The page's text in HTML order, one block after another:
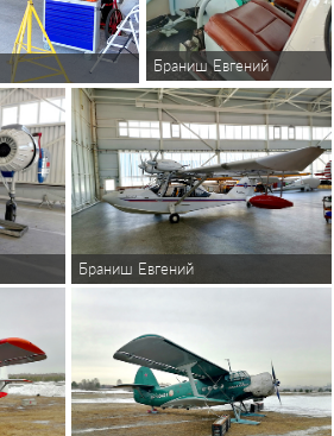
Браниш Евгений
Браниш Евгений